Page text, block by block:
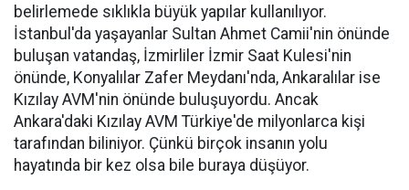
belirlemede sıklıkla büyük yapılar kullanılıyor.
İstanbul'da yaşayanlar Sultan Ahmet Camii'nin önünde
buluşan vatandaş, İzmirliler İzmir Saat Kulesi'nin
önünde, Konyalılar Zafer Meydanı'nda, Ankaralılar ise
Kızılay AVM'nin önünde buluşuyordu. Ancak
Ankara'daki Kızılay AVM Türkiye'de milyonlarca kişi
tarafından biliniyor. Çünkü birçok insanın yolu
hayatında bir kez olsa bile buraya düşüyor.